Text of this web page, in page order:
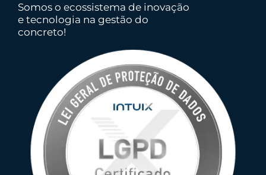
Somos o ecossistema de inovação
e tecnologia na gestão do
concreto!